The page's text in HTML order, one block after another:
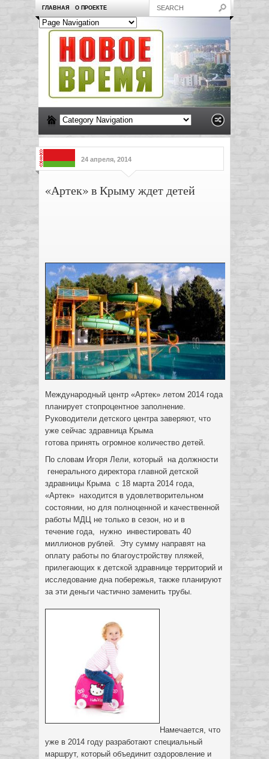
ГЛАВНАЯ О ПРОЕКТЕ
24 апреля, 2014
«Артек» в Крыму ждет детей
Международный центр «Артек» летом 2014 года
планирует стопроцентное заполнение.
Руководители детского центра заверяют, что
уже сейчас здравница Крыма
готова принять огромное количество детей.
По словам Игоря Лели, который на должности
генерального директора главной детской
здравницы Крыма с 18 марта 2014 года,
«Артек» находится в удовлетворительном
состоянии, но для полноценной и качественной
работы МДЦ не только в сезон, но и в
течение года, нужно инвестировать 40
миллионов рублей. Эту сумму направят на
оплату работы по благоустройству пляжей,
прилегающих к детской здравнице территорий и
исследование дна побережья, также планируют
за эти деньги частично заменить трубы.
Намечается, что
уже в 2014 году разработают специальный
маршрут, который объединит оздоровление и